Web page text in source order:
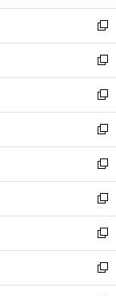
開
く
ウ
で
開
く
ン
ド
ウ
で
開
く
ウ
ィ
ン
ド
ウ
で
開
く
新
し
い
ウ
ィ
ン
ド
ウ
で
開
く
新
し
い
ウ
ィ
ン
ド
ウ
で
開
く
新
し
い
ウ
ィ
ン
ド
ウ
で
開
く
新
し
い
ウ
ィ
ン
ド
ウ
で
開
新
し
い
ウ
ィ
ン
ド
ウ
新
し
い
ウ
ィ
ン
新
し
い
ウ
新
し